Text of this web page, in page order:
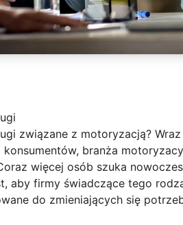
związane z motoryzacją?
branża
więcej osób szuka
aby firmy świadczące tego
do zmieniających się